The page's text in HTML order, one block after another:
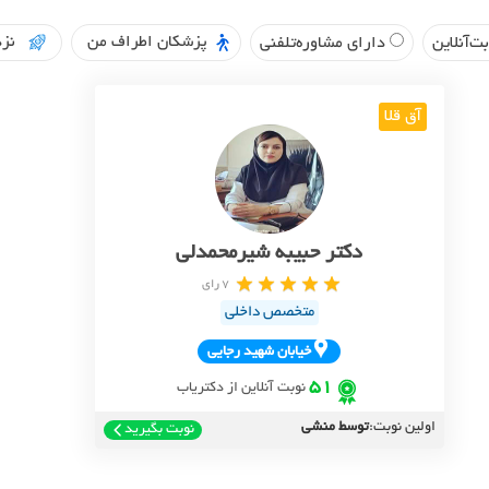
دارای مشاوره‌تلفنی پزشکان اطراف من
آق قلا
دکتر حبیبه شیرمحمدلی
7 رای
متخصص داخلی
خيابان شهيد رجايي
51 نوبت آنلاین از دکتریاب
اولین نوبت:توسط منشی نوبت بگیرید